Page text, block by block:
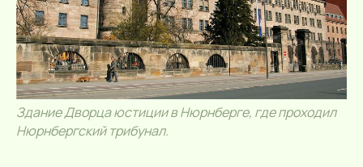
Здание Дворца юстиции в Нюрнберге, где проходил
Нюрнбергский трибунал.